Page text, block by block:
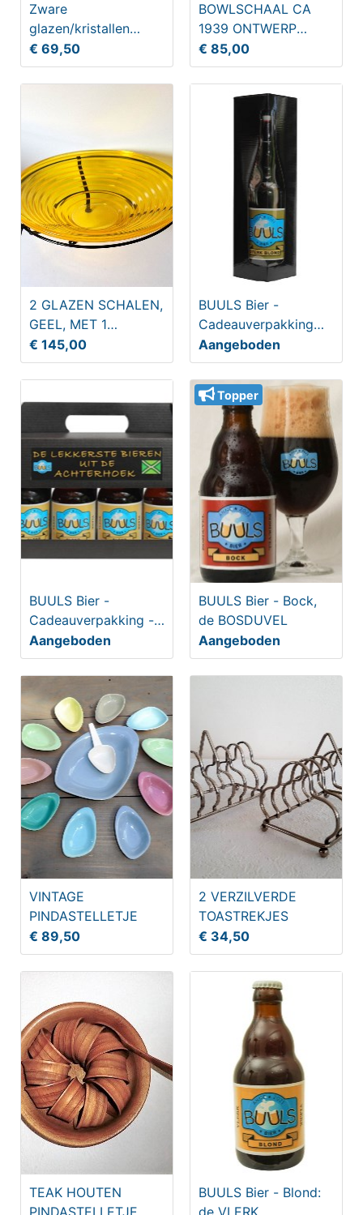
Zware
glazen/kristallen
wijnkaraf met stop
€ 69,50
BOWLSCHAAL CA
1939 ONTWERP
COPIER
€ 85,00
2 GLAZEN SCHALEN,
GEEL, MET 1
STANDAARD
€ 145,00
BUULS Bier -
Cadeauverpakking
Bössel 75cl
Aangeboden
BUULS Bier -
Cadeauverpakking -
4-pack
Aangeboden
Topper
BUULS Bier - Bock,
de BOSDUVEL
Aangeboden
VINTAGE
PINDASTELLETJE
€ 89,50
2 VERZILVERDE
TOASTREKJES
€ 34,50
TEAK HOUTEN
PINDASTELLETJE
BUULS Bier - Blond:
de VLERK